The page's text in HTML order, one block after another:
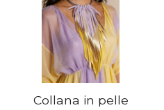
Collana in pelle